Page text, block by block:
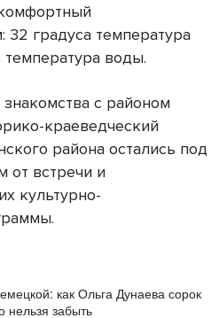
градуса температура
температура воды.
с районом
краеведческий
района остались под
от встречи и
культурно-
как Ольга Дунаева сорок
нельзя забыть